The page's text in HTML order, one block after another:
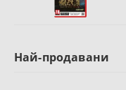
Най-продавани